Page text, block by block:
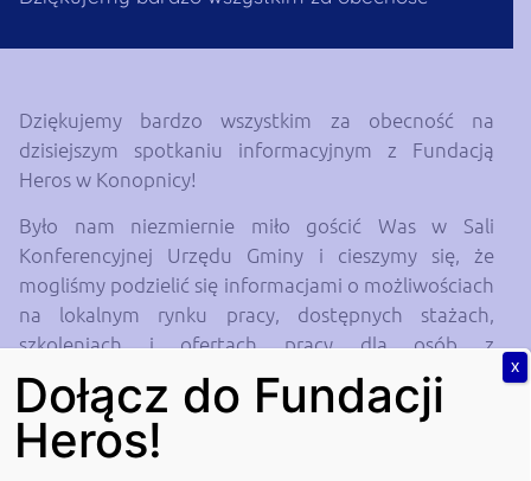
Dziękujemy bardzo wszystkim za obecność na
dzisiejszym spotkaniu informacyjnym z Fundacją
Heros w Konopnicy!
Było nam niezmiernie miło gościć Was w Sali
Konferencyjnej Urzędu Gminy i cieszymy się, że
mogliśmy podzielić się informacjami o możliwościach
na lokalnym rynku pracy, dostępnych stażach,
szkoleniach i ofertach pracy dla osób z
niepełnosprawnościami.
Razem możemy naprawdę wiele osiągnąć!
Dziękujemy za zaangażowanie i aktywność podczas
Dołącz do Fundacji
Heros!
X